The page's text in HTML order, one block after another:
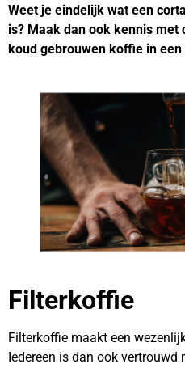
Weet je eindelijk wat een
is? Maak dan ook kennis
koud gebrouwen koffie in
Filterkoffie
Filterkoffie maakt een
Iedereen is dan ook vertrouwd